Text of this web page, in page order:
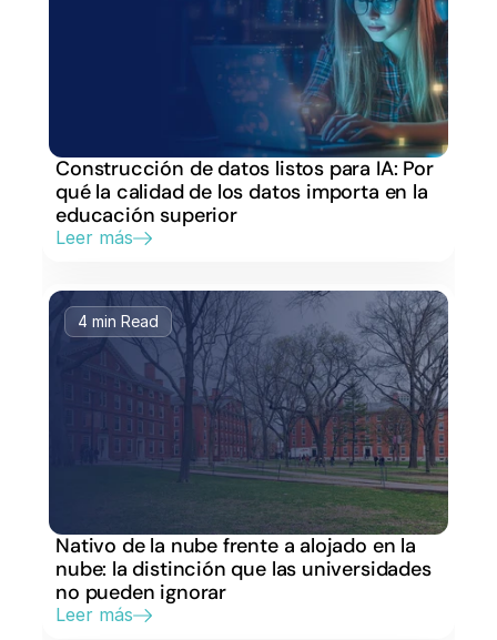
Construcción de datos listos para IA: Por
qué la calidad de los datos importa en la
educación superior
Leer más
4 min Read
Nativo de la nube frente a alojado en la
nube: la distinción que las universidades
no pueden ignorar
Leer más